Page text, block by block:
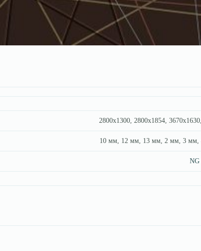
2800х1300, 2800х1854,
10 мм, 12 мм, 13 мм, 2 мм, 3
NG